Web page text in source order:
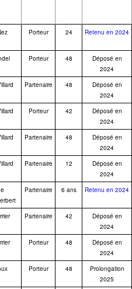
Porteur 24 Retenu en 2024
Porteur 48
Déposé en
2024
Partenaire 48
Déposé en
2024
Porteur 42
Déposé en
2024
Partenaire 48
Déposé en
2024
Partenaire 12
Déposé en
2024
Partenaire 6 ans Retenu en 2024
Partenaire 42
Déposé en
2024
Porteur 48
Déposé en
2024
Porteur 48
Prolongation
2025